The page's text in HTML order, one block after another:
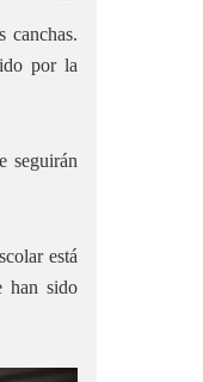
canchas.
por la
seguirán
está
han sido